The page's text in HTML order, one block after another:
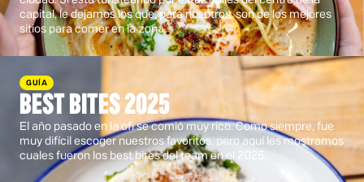
capital, le dejamos los que, para nosotros, son de los mejores
sitios para comer en la zona.
GUÍA
BEST BITES 2025
El año pasado en la ofi se comió muy rico. Como siempre, fue
muy difícil escoger nuestros favoritos, pero aquí les mostramos
cuales fueron los best bites del team en el 2025.